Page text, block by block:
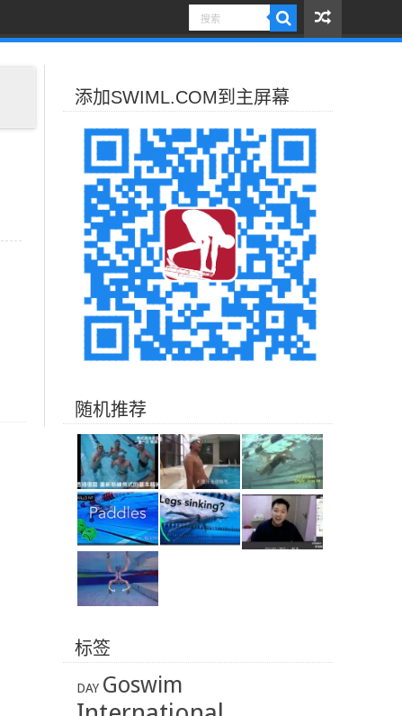
添加SWIML.COM到主屏幕
随机推荐
标签
DAY Goswim